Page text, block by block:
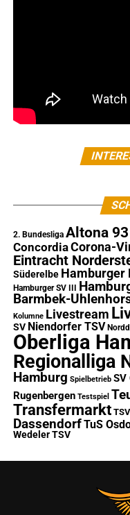
2. Bundesliga Altona 93
ConcordiaCorona-
Eintracht
Süderelbe Hamburger
Hamburger SV III
Barmbek-
Kolumne Livestream
SV Niendorfer TSV
Oberliga
Regionalliga
Hamburg Spielbetrieb SV
Rugenbergen Testspiel
Transfermarkt
DassendorfTuS
Wedeler TSV